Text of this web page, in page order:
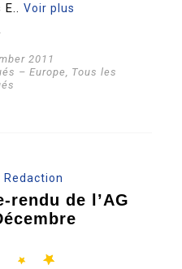
E..Voir plus
2011
– Europe, Tous les
Redaction
rendu de l’AG